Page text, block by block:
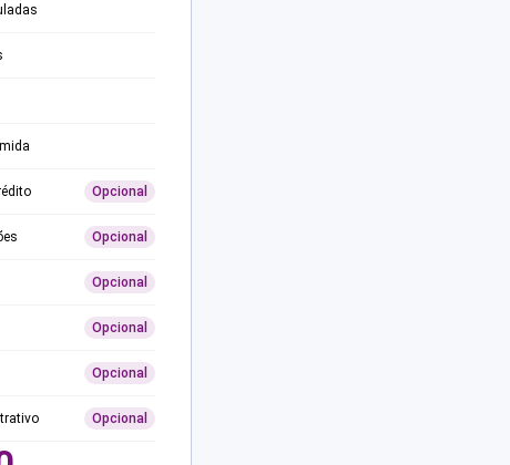
Opcional
Opcional
Opcional
Opcional
Opcional
Opcional